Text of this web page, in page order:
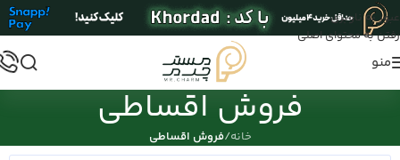
عبور به ناوبری
رفتن به محتوای اصلی
منو
فروش اقساطی
خانه/فروش اقساطی